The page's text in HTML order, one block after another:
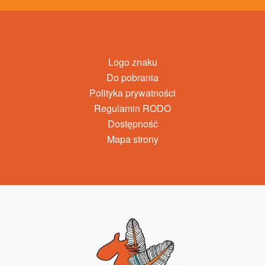
Logo znaku
Do pobrania
Polityka prywatności
Regulamin RODO
Dostępność
Mapa strony